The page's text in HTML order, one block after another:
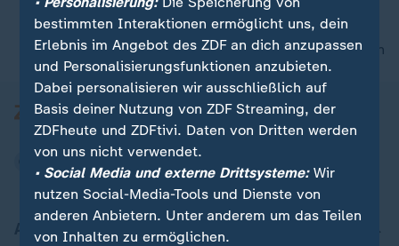
nach oben
Aktuell bei ZDFheute
bestimmten Interaktionen ermöglicht uns, dein
Erlebnis im Angebot des ZDF an dich anzupassen
und Personalisierungsfunktionen anzubieten.
Dabei personalisieren wir ausschließlich auf
Basis deiner Nutzung von ZDF Streaming, der
ZDFheute und ZDFtivi. Daten von Dritten werden
von uns nicht verwendet.
• Social Media und externe Drittsysteme:Wir
nutzen Social-Media-Tools und Dienste von
anderen Anbietern. Unter anderem um das Teilen
von Inhalten zu ermöglichen.